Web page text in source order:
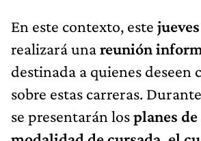
En este contexto, este
realizará unareunión
destinada a quienes deseen
sobre estas carreras.
se presentarán losplanes